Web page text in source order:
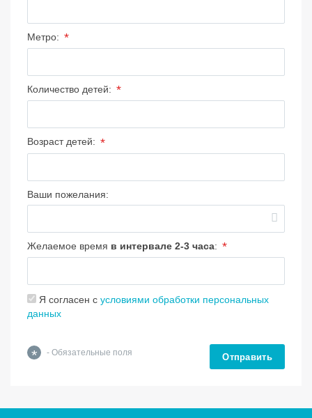
Метро: *
Количество детей: *
Возраст детей: *
Ваши пожелания:
Желаемое время в интервале 2-3 часа: *
Я согласен с условиями обработки персональных
данных
* - Обязательные поля Отправить